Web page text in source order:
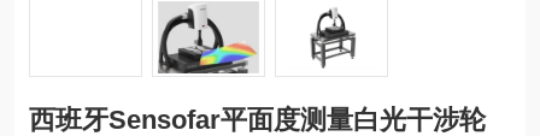
西班牙Sensofar平面度测量白光干涉轮